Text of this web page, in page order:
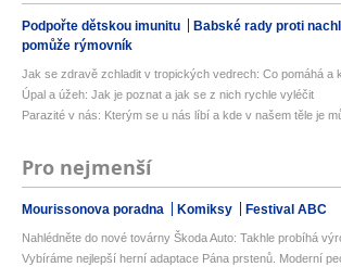
Podpořte dětskou imunitu Babské rady proti
pomůže rýmovník
Jak se zdravě zchladit v tropických vedrech: Co pomáhá a
Úpal a úžeh: Jak je poznat a jak se z nich rychle vyléčit
Parazité v nás: Kterým se u nás líbí a kde v našem těle je
Pro nejmenší
Mourissonova poradna Komiksy Festival ABC
Nahlédněte do nové továrny Škoda Auto: Takhle probíhá
Vybíráme nejlepší herní adaptace Pána prstenů. Moderní